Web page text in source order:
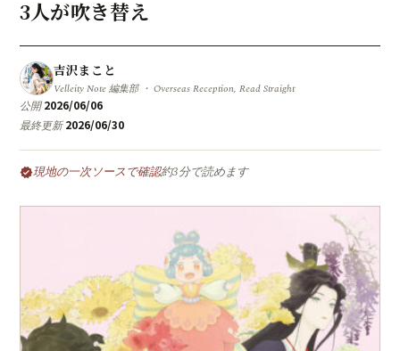
3人が吹き替え
吉沢まこと
Velleity Note 編集部 ・ Overseas Reception, Read Straight
公開2026/06/06
最終更新2026/06/30
verified現地の一次ソースで確認約3分で読めます